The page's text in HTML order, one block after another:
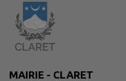
MAIRIE - CLARET